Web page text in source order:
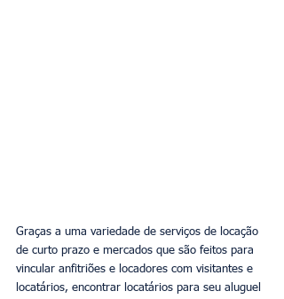
Graças a uma variedade de serviços de locação
de curto prazo e mercados que são feitos para
vincular anfitriões e locadores com visitantes e
locatários, encontrar locatários para seu aluguel